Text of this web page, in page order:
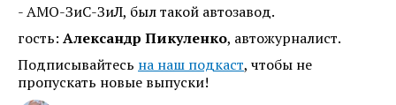
- АМО-ЗиС-ЗиЛ, был такой автозавод.
гость: Александр Пикуленко, автожурналист.
Подписывайтесь на наш подкаст, чтобы не
пропускать новые выпуски!